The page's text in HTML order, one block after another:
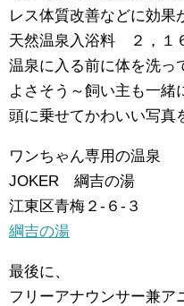
レス体質改善などに効果
天然温泉入浴料 ２，１
温泉に入る前に体を洗っ
よさそう～飼い主も一緒
頭に乗せてかわいい写真
ワンちゃん専用の温泉
JOKER 綱吉の湯
江東区青梅２-６-３
綱吉の湯
最後に、
フリーアナウンサー兼ア